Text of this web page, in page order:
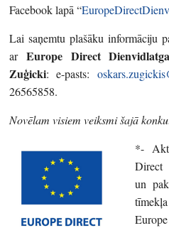
Facebook lapā “
Lai saņemtu plašāku informāciju
arEurope Direct
Zuģicki: e-pasts:
26565858.
Novēlam visiem veiksmi šajā
*-
Direct
un